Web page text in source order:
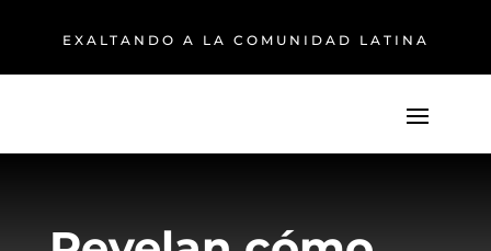
EXALTANDO A LA COMUNIDAD LATINA